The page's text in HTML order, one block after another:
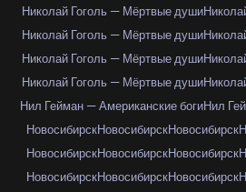
Николай Гоголь — Мёртвые души
Николай Гоголь — Мёртвые души
Николай Гоголь — Мёртвые души
Николай Гоголь — Мёртвые души
Нил Гейман — Американские богиНил
НовосибирскНовосибирскНовосибирск
НовосибирскНовосибирскНовосибирск
НовосибирскНовосибирскНовосибирск